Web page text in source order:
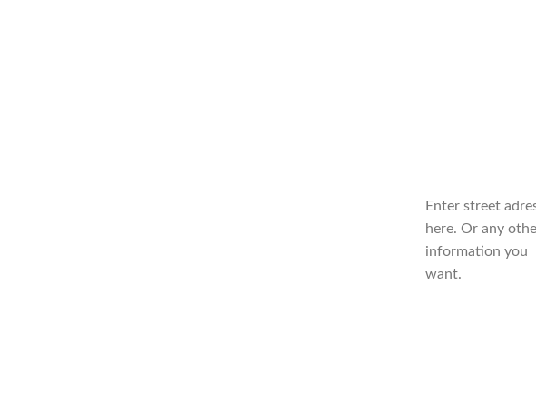
Enter street
here. Or any
information you
want.